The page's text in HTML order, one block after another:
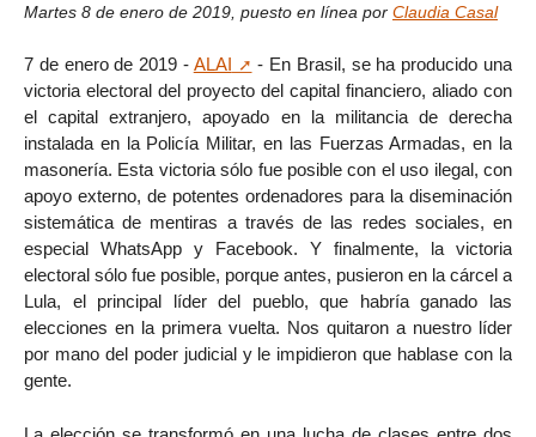
Martes 8 de enero de 2019 puesto en línea por Claudia Casal
7 de enero de 2019 - ALAI
- En Brasil, se ha producido una
victoria electoral del proyecto del capital financiero, aliado con
el capital extranjero, apoyado en la militancia de derecha
instalada en la Policía Militar, en las Fuerzas Armadas, en la
masonería. Esta victoria sólo fue posible con el uso ilegal, con
apoyo externo, de potentes ordenadores para la diseminación
sistemática de mentiras a través de las redes sociales, en
especial WhatsApp y Facebook. Y finalmente, la victoria
electoral sólo fue posible, porque antes, pusieron en la cárcel a
Lula, el principal líder del pueblo, que habría ganado las
elecciones en la primera vuelta. Nos quitaron a nuestro líder
por mano del poder judicial y le impidieron que hablase con la
gente.